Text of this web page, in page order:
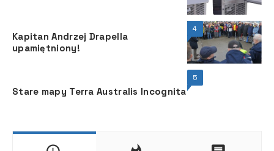
4
Kapitan Andrzej Drapella
upamiętniony!
5
Stare mapy Terra Australis Incognita